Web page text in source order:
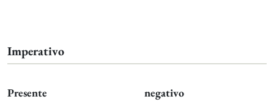
Imperativo
Presente negativo